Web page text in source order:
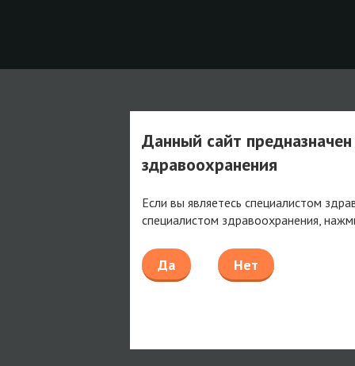
Данный сайт
здравоохранения
Если вы являетесь специалистом
специалистом здравоохранения,
Да Нет